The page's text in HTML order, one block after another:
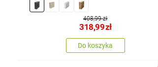
408,99 zł
318,99zł
Do koszyka